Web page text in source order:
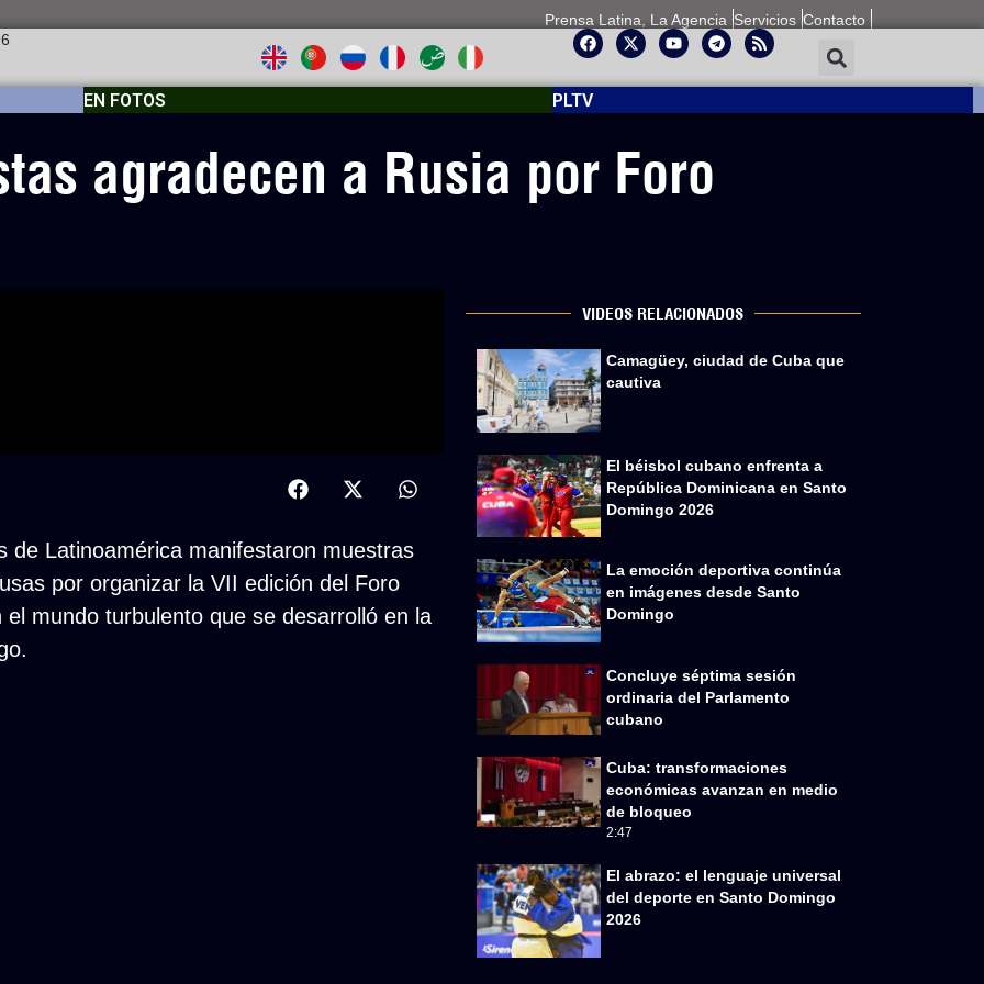
Prensa Latina, La Agencia Servicios Contacto
EN FOTOS PLTV
agradecen a Rusia por Foro
de Latinoamérica manifestaron muestras
por organizar la VII edición del Foro
mundo turbulento que se desarrolló en la
VIDEOS RELACIONADOS
Camagüey, ciudad de Cuba que
cautiva
El béisbol cubano enfrenta a
República Dominicana en Santo
Domingo 2026
La emoción deportiva continúa
en imágenes desde Santo
Domingo
Concluye séptima sesión
ordinaria del Parlamento
cubano
Cuba: transformaciones
económicas avanzan en medio
de bloqueo
2:47
El abrazo: el lenguaje universal
del deporte en Santo Domingo
2026